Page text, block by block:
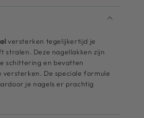
versterken tegelijkertijd je
stralen. Deze nagellakken zijn
schittering en bevatten
versterken. De speciale formule
je nagels er prachtig